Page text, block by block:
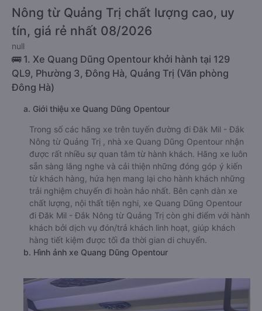
Nông từ Quảng Trị chất lượng cao, uy
tín, giá rẻ nhất 08/2026
null
🚌 1. Xe Quang Dũng Opentour khởi hành tại 129
QL9, Phường 3, Đông Hà, Quảng Trị (Văn phòng
Đông Hà)
a. Giới thiệu xe Quang Dũng Opentour
Trong số các hãng xe trên tuyến đường đi Đăk Mil - Đắk
Nông từ Quảng Trị , nhà xe Quang Dũng Opentour nhận
được rất nhiều sự quan tâm từ hành khách. Hãng xe luôn
sẵn sàng lắng nghe và cải thiện những đóng góp ý kiến
từ khách hàng, hứa hẹn mang lại cho hành khách những
trải nghiệm chuyến đi hoàn hảo nhất. Bên cạnh dàn xe
chất lượng, nội thất tiện nghi, xe Quang Dũng Opentour
đi Đăk Mil - Đắk Nông từ Quảng Trị còn ghi điểm với hành
khách bởi dịch vụ đón/trả khách linh hoạt, giúp khách
hàng tiết kiệm được tối đa thời gian di chuyển.
b. Hình ảnh xe Quang Dũng Opentour